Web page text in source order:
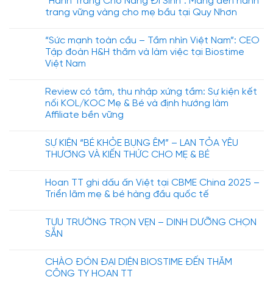
trang vững vàng cho mẹ bầu tại Quy Nhơn
“Sức mạnh toàn cầu – Tầm nhìn Việt Nam”: CEO
Tập đoàn H&H thăm và làm việc tại Biostime
Việt Nam
Review có tâm, thu nhập xứng tầm: Sự kiện kết
nối KOL/KOC Mẹ & Bé và định hướng làm
Affiliate bền vững
SỰ KIỆN “BÉ KHỎE BỤNG ÊM” – LAN TỎA YÊU
THƯƠNG VÀ KIẾN THỨC CHO MẸ & BÉ
Hoan TT ghi dấu ấn Việt tại CBME China 2025 –
Triển lãm mẹ & bé hàng đầu quốc tế
TỰU TRƯỜNG TRỌN VẸN – DINH DƯỠNG CHỌN
SẴN
CHÀO ĐÓN ĐẠI DIỆN BIOSTIME ĐẾN THĂM
CÔNG TY HOAN TT